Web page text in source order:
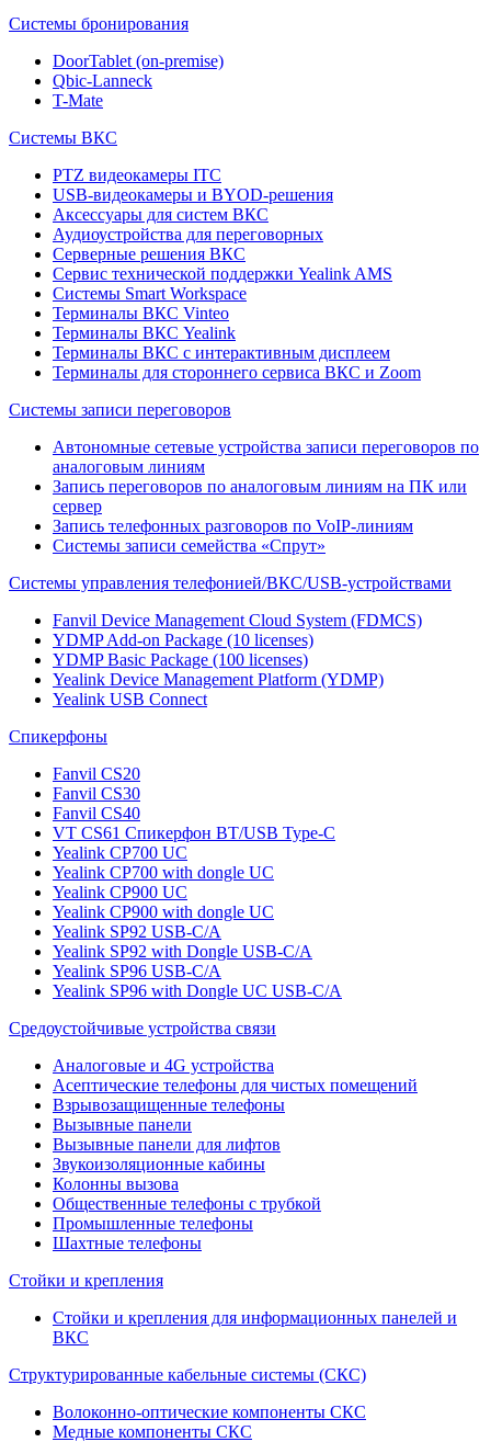
Системы бронирования
DoorTablet (on-premise)
Qbic-Lanneck
T-Mate
Системы ВКС
PTZ видеокамеры ITC
USB-видеокамеры и BYOD-решения
Аксессуары для систем ВКС
Аудиоустройства для переговорных
Серверные решения ВКС
Сервис технической поддержки Yealink AMS
Системы Smart Workspace
Терминалы ВКС Vinteo
Терминалы ВКС Yealink
Терминалы ВКС с интерактивным дисплеем
Терминалы для стороннего сервиса ВКС и Zoom
Системы записи переговоров
Автономные сетевые устройства записи переговоров по
аналоговым линиям
Запись переговоров по аналоговым линиям на ПК или
сервер
Запись телефонных разговоров по VoIP-линиям
Системы записи семейства «Спрут»
Системы управления телефонией/ВКС/USB-устройствами
Fanvil Device Management Cloud System (FDMCS)
YDMP Add-on Package (10 licenses)
YDMP Basic Package (100 licenses)
Yealink Device Management Platform (YDMP)
Yealink USB Connect
Спикерфоны
Fanvil CS20
Fanvil CS30
Fanvil CS40
VT CS61 Cпикерфон BT/USB Type-C
Yealink CP700 UC
Yealink CP700 with dongle UC
Yealink CP900 UC
Yealink CP900 with dongle UC
Yealink SP92 USB-C/A
Yealink SP92 with Dongle USB-C/A
Yealink SP96 USB-C/A
Yealink SP96 with Dongle UC USB-C/A
Средоустойчивые устройства связи
Аналоговые и 4G устройства
Асептические телефоны для чистых помещений
Взрывозащищенные телефоны
Вызывные панели
Вызывные панели для лифтов
Звукоизоляционные кабины
Колонны вызова
Общественные телефоны с трубкой
Промышленные телефоны
Шахтные телефоны
Стойки и крепления
Стойки и крепления для информационных панелей и
ВКС
Структурированные кабельные системы (СКС)
Волоконно-оптические компоненты СКС
Медные компоненты СКС